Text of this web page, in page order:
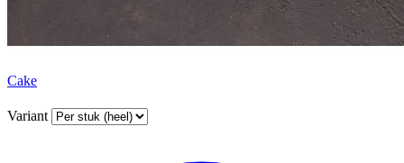
Cake
Variant